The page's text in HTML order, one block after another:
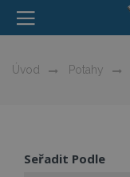
Úvod Potahy
Seřadit Podle